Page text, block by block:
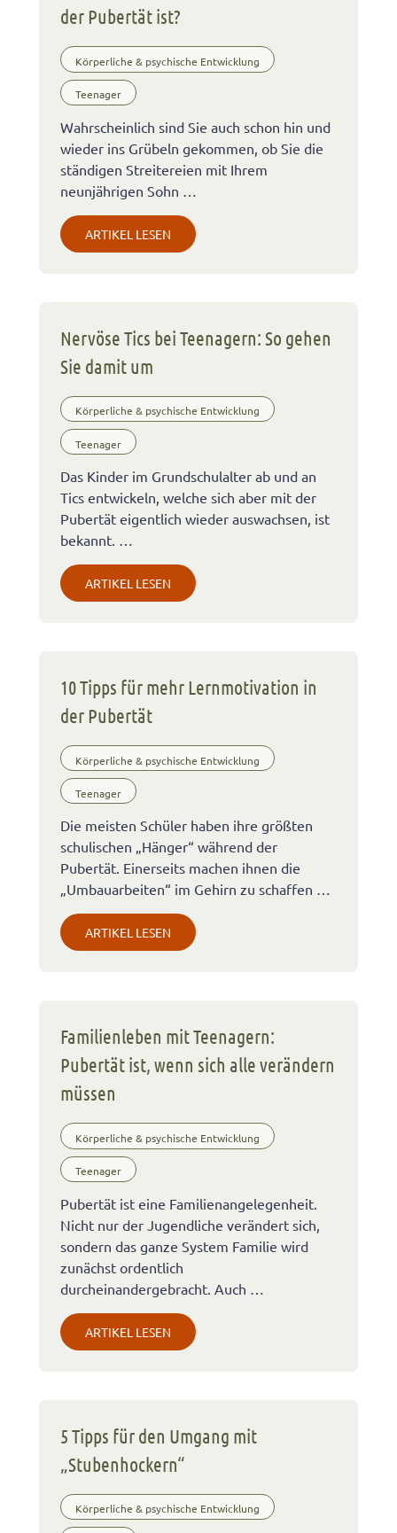
der Pubertät ist?
Körperliche & psychische Entwicklung
Teenager
Wahrscheinlich sind Sie auch schon hin und
wieder ins Grübeln gekommen, ob Sie die
ständigen Streitereien mit Ihrem
neunjährigen Sohn …
ARTIKEL LESEN
Nervöse Tics bei Teenagern: So gehen
Sie damit um
Körperliche & psychische Entwicklung
Teenager
Das Kinder im Grundschulalter ab und an
Tics entwickeln, welche sich aber mit der
Pubertät eigentlich wieder auswachsen, ist
bekannt. …
ARTIKEL LESEN
10 Tipps für mehr Lernmotivation in
der Pubertät
Körperliche & psychische Entwicklung
Teenager
Die meisten Schüler haben ihre größten
schulischen „Hänger“ während der
Pubertät. Einerseits machen ihnen die
„Umbauarbeiten“ im Gehirn zu schaffen …
ARTIKEL LESEN
Familienleben mit Teenagern:
Pubertät ist, wenn sich alle verändern
müssen
Körperliche & psychische Entwicklung
Teenager
Pubertät ist eine Familienangelegenheit.
Nicht nur der Jugendliche verändert sich,
sondern das ganze System Familie wird
zunächst ordentlich
durcheinandergebracht. Auch …
ARTIKEL LESEN
5 Tipps für den Umgang mit
„Stubenhockern“
Körperliche & psychische Entwicklung